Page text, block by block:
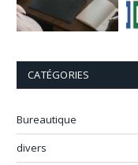
CATÉGORIES
Bureautique
divers